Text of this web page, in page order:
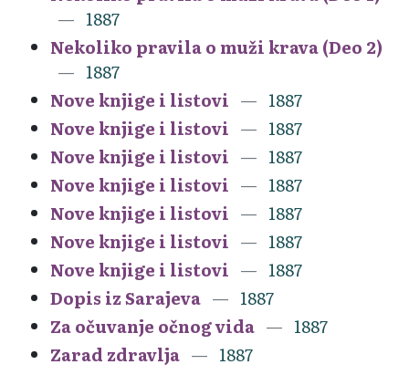
1887
Nekoliko pravila o muži krava (Deo 2)
1887
Nove knjige i listovi
1887
Nove knjige i listovi
1887
Nove knjige i listovi
1887
Nove knjige i listovi
1887
Nove knjige i listovi
1887
Nove knjige i listovi
1887
Nove knjige i listovi
1887
Dopis iz Sarajeva
1887
Za očuvanje očnog vida
1887
Zarad zdravlja
1887